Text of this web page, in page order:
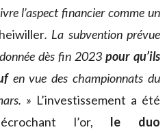
l’aspect financier comme un
. La subvention prévue
dès fin 2023 pour qu’ils
en vue des championnats du
» L’investissement a été
l’or, le duo